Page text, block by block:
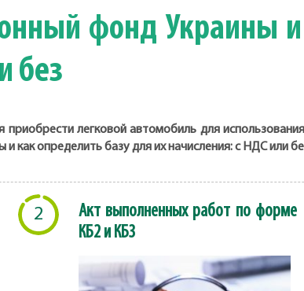
фонд Украины
без
легковой автомобиль для
как определить базу для их начисления: с НДС или
2
Акт выполненных работ по форме
КБ2 и КБ3